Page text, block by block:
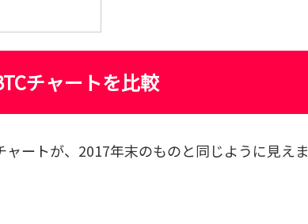
チャートを比較
ートが、2017年末のものと同じように見えま